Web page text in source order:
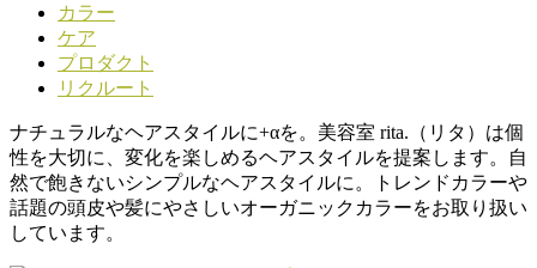
カラー
ケア
プロダクト
リクルート
ナチュラルなヘアスタイルに+αを。美容室 rita.（リタ）は個
性を大切に、変化を楽しめるヘアスタイルを提案します。自
然で飽きないシンプルなヘアスタイルに。トレンドカラーや
話題の頭皮や髪にやさしいオーガニックカラーをお取り扱い
しています。